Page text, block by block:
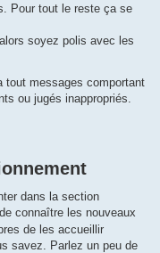
Pour tout le reste ça se
soyez polis avec les
tout messages comportant
ou jugés inappropriés.
dans la section
connaître les nouveaux
de les accueillir
savez. Parlez un peu de